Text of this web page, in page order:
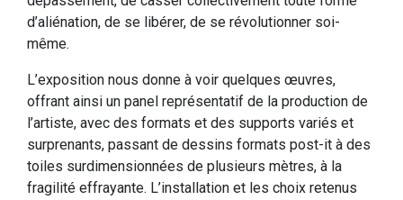
d’aliénation, de se libérer, de se révolutionner soi-
même.
L’exposition nous donne à voir quelques œuvres,
offrant ainsi un panel représentatif de la production de
l’artiste, avec des formats et des supports variés et
surprenants, passant de dessins formats post-it à des
toiles surdimensionnées de plusieurs mètres, à la
fragilité effrayante. L’installation et les choix retenus